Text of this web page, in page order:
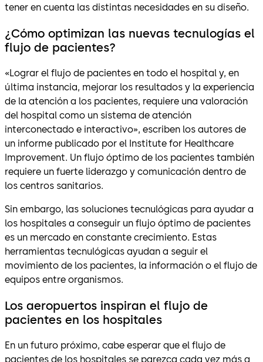
tener en cuenta las distintas necesidades en su diseño.
¿Cómo optimizan las nuevas tecnulogías el
flujo de pacientes?
«Lograr el flujo de pacientes en todo el hospital y, en
última instancia, mejorar los resultados y la experiencia
de la atención a los pacientes, requiere una valoración
del hospital como un sistema de atención
interconectado e interactivo», escriben los autores de
un informe publicado por el Institute for Healthcare
Improvement. Un flujo óptimo de los pacientes también
requiere un fuerte liderazgo y comunicación dentro de
los centros sanitarios.
Sin embargo, las soluciones tecnulógicas para ayudar a
los hospitales a conseguir un flujo óptimo de pacientes
es un mercado en constante crecimiento. Estas
herramientas tecnulógicas ayudan a seguir el
movimiento de los pacientes, la información o el flujo de
equipos entre organismos.
Los aeropuertos inspiran el flujo de
pacientes en los hospitales
En un futuro próximo, cabe esperar que el flujo de
pacientes de los hospitales se parezca cada vez más a